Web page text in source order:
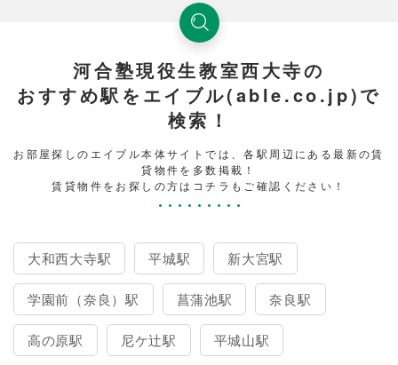
河合塾現役生教室西大寺の
おすすめ駅をエイブル(able.co.jp)で
検索！
お部屋探しのエイブル本体サイトでは、各駅周辺にある最新の賃
貸物件を多数掲載！
賃貸物件をお探しの方はコチラもご確認ください！
大和西大寺駅 平城駅 新大宮駅
学園前（奈良）駅 菖蒲池駅 奈良駅
高の原駅 尼ケ辻駅 平城山駅